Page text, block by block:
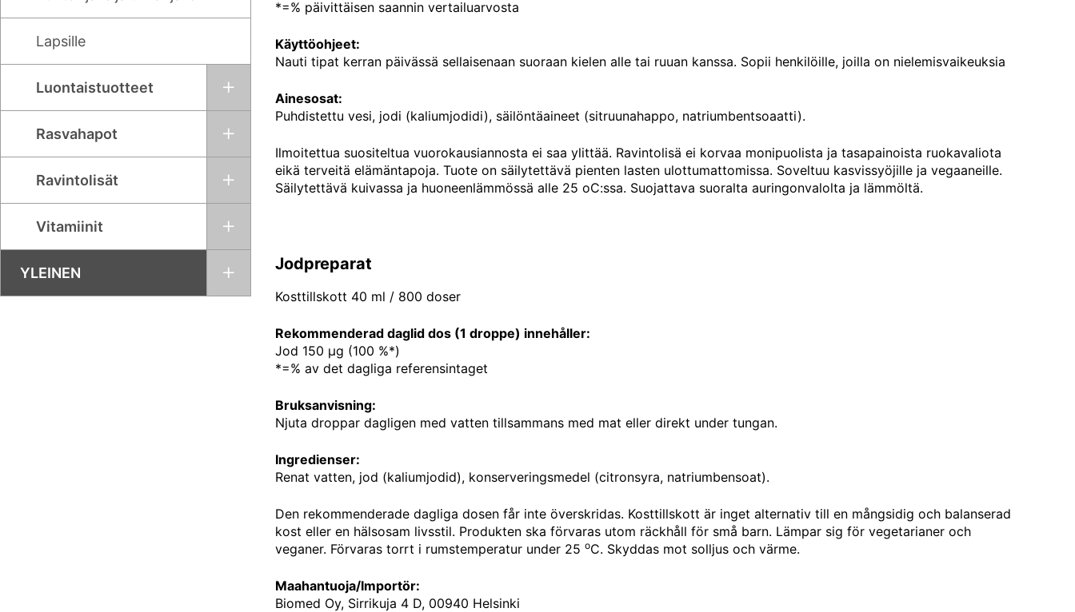
Lapsille
Luontaistuotteet
Rasvahapot
Ravintolisät
Vitamiinit
YLEINEN
*=% päivittäisen saannin vertailuarvosta
Käyttöohjeet:
Nauti tipat kerran päivässä sellaisenaan suoraan kielen alle tai ruuan kanssa. Sopii henkilöille, joilla on nielemisvaikeuksia
Ainesosat:
Puhdistettu vesi, jodi (kaliumjodidi), säilöntäaineet (sitruunahappo, natriumbentsoaatti).
Ilmoitettua suositeltua vuorokausiannosta ei saa ylittää. Ravintolisä ei korvaa monipuolista ja tasapainoista ruokavaliota
eikä terveitä elämäntapoja. Tuote on säilytettävä pienten lasten ulottumattomissa. Soveltuu kasvissyöjille ja vegaaneille.
Säilytettävä kuivassa ja huoneenlämmössä alle 25 oC:ssa. Suojattava suoralta auringonvalolta ja lämmöltä.
Jodpreparat
Kosttillskott 40 ml / 800 doser
Rekommenderad daglid dos (1 droppe) innehåller:
Jod 150 µg (100 %*)
*=% av det dagliga referensintaget
Bruksanvisning:
Njuta droppar dagligen med vatten tillsammans med mat eller direkt under tungan.
Ingredienser:
Renat vatten, jod (kaliumjodid), konserveringsmedel (citronsyra, natriumbensoat).
Den rekommenderade dagliga dosen får inte överskridas. Kosttillskott är inget alternativ till en mångsidig och balanserad
kost eller en hälsosam livsstil. Produkten ska förvaras utom räckhåll för små barn. Lämpar sig för vegetarianer och
veganer. Förvaras torrt i rumstemperatur under 25 oC. Skyddas mot solljus och värme.
Maahantuoja/Importör:
Biomed Oy, Sirrikuja 4 D, 00940 Helsinki